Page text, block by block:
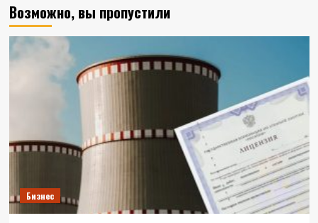
Возможно, вы пропустили
Бизнес